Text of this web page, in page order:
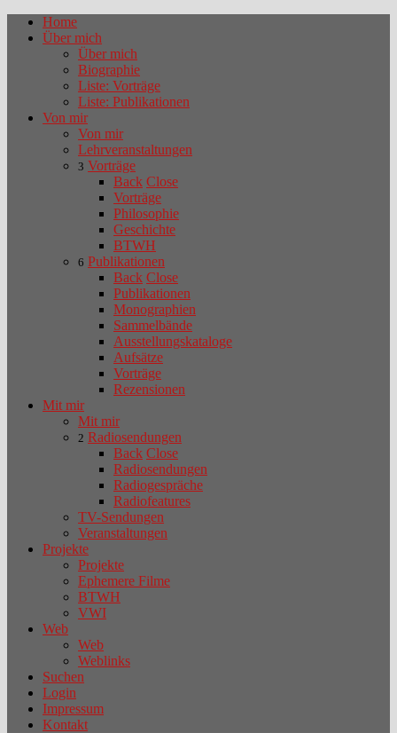
Home
Über mich
Über mich
Biographie
Liste: Vorträge
Liste: Publikationen
Von mir
Von mir
Lehrveranstaltungen
3 Vorträge
Back Close
Vorträge
Philosophie
Geschichte
BTWH
6 Publikationen
Back Close
Publikationen
Monographien
Sammelbände
Ausstellungskataloge
Aufsätze
Vorträge
Rezensionen
Mit mir
Mit mir
2 Radiosendungen
Back Close
Radiosendungen
Radiogespräche
Radiofeatures
TV-Sendungen
Veranstaltungen
Projekte
Projekte
Ephemere Filme
BTWH
VWI
Web
Web
Weblinks
Suchen
Login
Impressum
Kontakt